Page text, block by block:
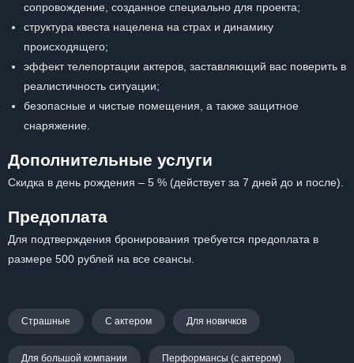
сопровождение, созданное специально для проекта;
структура квеста нацелена на страх и динамику
происходящего;
эффект телепортации актеров, заставляющий вас поверить в
реалистичность ситуации;
безопасные и чистые помещения, а также защитное
снаряжение.
Дополнительные услуги
Скидка в день рождения – 5 % (действует за 7 дней до и после).
Предоплата
Для подтверждения бронирования требуется предоплата в
размере 500 рублей на все сеансы.
Страшные С актером Для новичков
Для большой компании Перформансы (с актером)